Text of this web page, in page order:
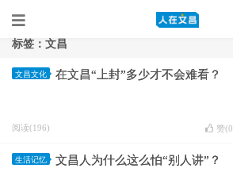
标签：文昌
文昌文化 在文昌“上封”多少才不会难看？
阅读(196) 赞(0
生活记忆 文昌人为什么这么怕“别人讲”？